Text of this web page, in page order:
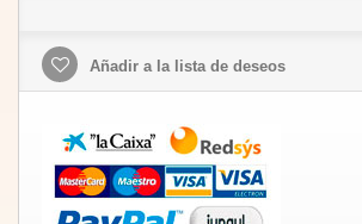
Añadir a la lista de deseos